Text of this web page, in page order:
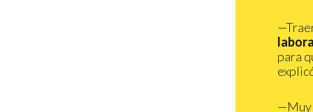
para